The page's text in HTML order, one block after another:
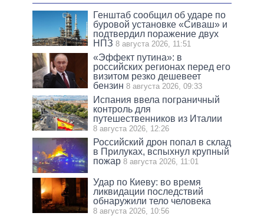
Генштаб сообщил об ударе по
буровой установке «Сиваш» и
подтвердил поражение двух
НПЗ 8 августа 2026, 11:51
«Эффект путина»: в
российских регионах перед его
визитом резко дешевеет
бензин 8 августа 2026, 09:33
Испания ввела пограничный
контроль для
путешественников из Италии
8 августа 2026, 12:26
Российский дрон попал в склад
в Прилуках, вспыхнул крупный
пожар 8 августа 2026, 11:01
Удар по Киеву: во время
ликвидации последствий
обнаружили тело человека
8 августа 2026, 10:56